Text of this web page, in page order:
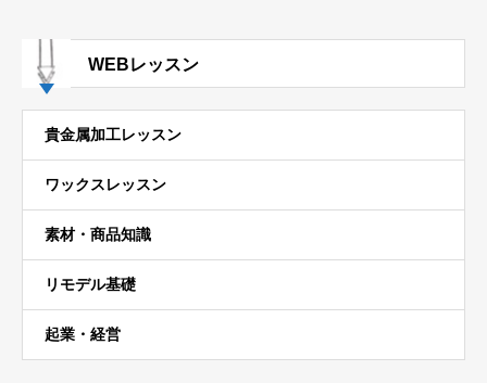
WEBレッスン
貴金属加工レッスン
ワックスレッスン
素材・商品知識
リモデル基礎
起業・経営